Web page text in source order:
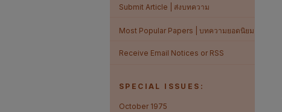
Submit Article | ส่งบทความ
Most Popular Papers | บทความยอดนิยม
Receive Email Notices or RSS
SPECIAL ISSUES:
October 1975